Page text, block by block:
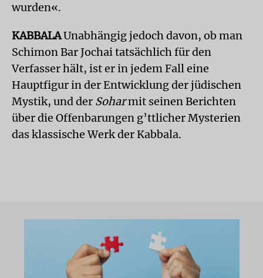
wurden«.
KABBALAUnabhängig jedoch davon, ob man
Schimon Bar Jochai tatsächlich für den
Verfasser hält, ist er in jedem Fall eine
Hauptfigur in der Entwicklung der jüdischen
Mystik, und der Soharmit seinen Berichten
über die Offenbarungen g’ttlicher Mysterien
das klassische Werk der Kabbala.